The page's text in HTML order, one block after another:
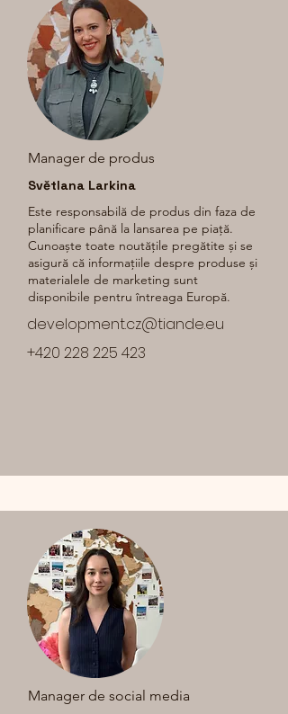
Manager de produs
Světlana Larkina
Este responsabilă de produs din faza de
planificare până la lansarea pe piață.
Cunoaște toate noutățile pregătite și se
asigură că informațiile despre produse și
materialele de marketing sunt
disponibile pentru întreaga Europă.
development.cz@tiande.eu
+420 228 225 423
Manager de social media